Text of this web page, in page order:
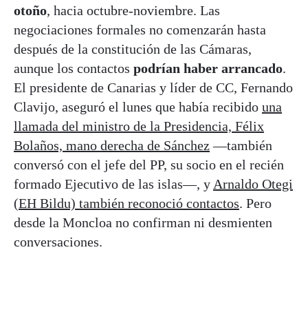
otoño, hacia octubre-noviembre. Las
negociaciones formales no comenzarán hasta
después de la constitución de las Cámaras,
aunque los contactos podrían haber arrancado.
El presidente de Canarias y líder de CC, Fernando
Clavijo, aseguró el lunes que había recibido una
llamada del ministro de la Presidencia, Félix
Bolaños, mano derecha de Sánchez—también
conversó con el jefe del PP, su socio en el recién
formado Ejecutivo de las islas—, y Arnaldo Otegi
(EH Bildu) también reconoció contactos. Pero
desde la Moncloa no confirman ni desmienten
conversaciones.